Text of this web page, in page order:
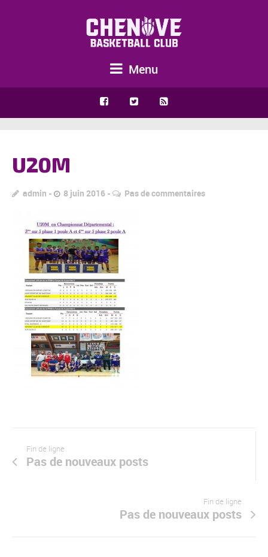
Menu
U20M
admin 8 juin 2016 Pas de commentaires
Fin de ligne
Pas de nouveaux posts
Fin de ligne
Pas de nouveaux posts